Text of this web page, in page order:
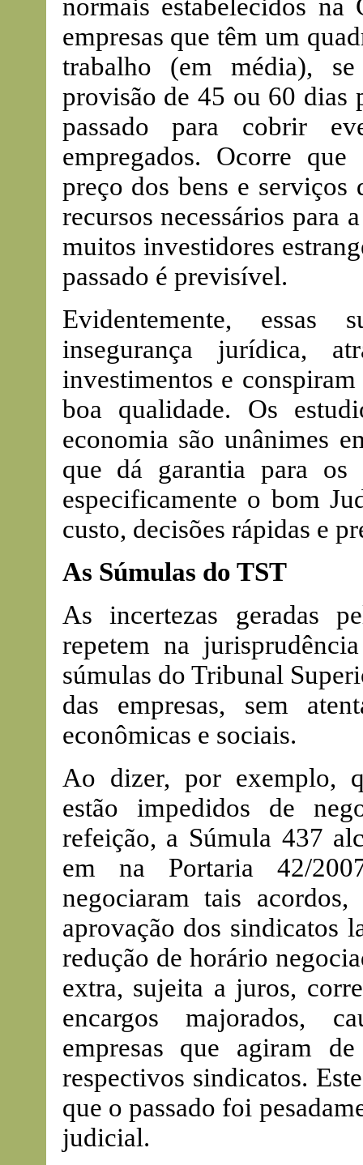
normais estabelecidos na
empresas que têm um
trabalho (em média),
provisão de 45 ou 60 dias
passado para cobrir
empregados. Ocorre
preço dos bens e serviços
recursos necessários para
muitos investidores
passado é previsível.
Evidentemente, essas
insegurança jurídica,
investimentos e
boa qualidade. Os
economia são unânimes
que dá garantia para
especificamente o bom
custo, decisões rápidas e
As Súmulas do TST
As incertezas geradas
repetem na
súmulas do Tribunal
das empresas, sem
econômicas e sociais.
Ao dizer, por exemplo,
estão impedidos de
refeição, a Súmula 437
em na Portaria 42/
negociaram tais
aprovação dos sindicatos
redução de horário
extra, sujeita a juros,
encargos majorados,
empresas que agiram
respectivos sindicatos.
que o passado foi
judicial.